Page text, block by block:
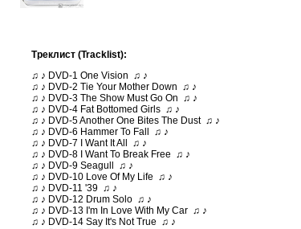
Треклист (Tracklist):
♫ ♪ DVD-1 One Vision ♫ ♪
♫ ♪ DVD-2 Tie Your Mother Down ♫ ♪
♫ ♪ DVD-3 The Show Must Go On ♫ ♪
♫ ♪ DVD-4 Fat Bottomed Girls ♫ ♪
♫ ♪ DVD-5 Another One Bites The Dust ♫ ♪
♫ ♪ DVD-6 Hammer To Fall ♫ ♪
♫ ♪ DVD-7 I Want It All ♫ ♪
♫ ♪ DVD-8 I Want To Break Free ♫ ♪
♫ ♪ DVD-9 Seagull ♫ ♪
♫ ♪ DVD-10 Love Of My Life ♫ ♪
♫ ♪ DVD-11 '39 ♫ ♪
♫ ♪ DVD-12 Drum Solo ♫ ♪
♫ ♪ DVD-13 I'm In Love With My Car ♫ ♪
♫ ♪ DVD-14 Say It's Not True ♫ ♪